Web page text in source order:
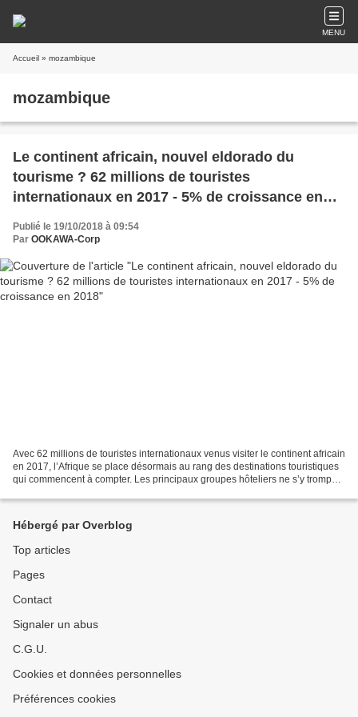
MENU
Accueil » mozambique
mozambique
Le continent africain, nouvel eldorado du
tourisme ? 62 millions de touristes
internationaux en 2017 - 5% de croissance en
2018
Publié le 19/10/2018 à 09:54
Par OOKAWA-Corp
Avec 62 millions de touristes internationaux venus visiter le continent africain
en 2017, l’Afrique se place désormais au rang des destinations touristiques
qui commencent à compter. Les principaux groupes hôteliers ne s’y trompent
Hébergé par Overblog
Top articles
Pages
Contact
Signaler un abus
C.G.U.
Cookies et données personnelles
Préférences cookies